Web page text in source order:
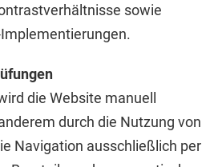
sowie
die Website manuell
durch die Nutzung von
Navigation ausschließlich per